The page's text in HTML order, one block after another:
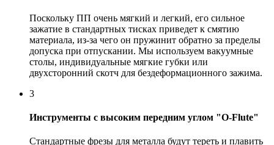
Поскольку ПП очень мягкий и легкий, его сильное
зажатие в стандартных тисках приведет к смятию
материала, из-за чего он пружинит обратно за пределы
допуска при отпускании. Мы используем вакуумные
столы, индивидуальные мягкие губки или
двухсторонний скотч для бездеформационного зажима.
3
Инструменты с высоким передним углом "O-Flute"
Стандартные фрезы для металла будут тереть и плавить